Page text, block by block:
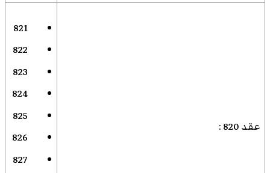
عقد 820 :
821
822
823
824
825
826
827